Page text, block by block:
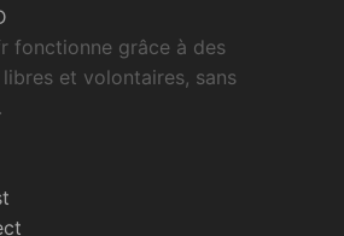
fonctionne grâce à des
et volontaires, sans